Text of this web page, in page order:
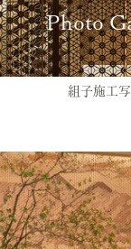
Photo
組子施工